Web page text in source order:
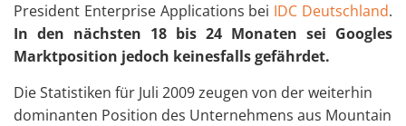
President Enterprise Applications bei IDC Deutschland.
In den nächsten 18 bis 24 Monaten sei Googles
Marktposition jedoch keinesfalls gefährdet.
Die Statistiken für Juli 2009 zeugen von der weiterhin
dominanten Position des Unternehmens aus Mountain